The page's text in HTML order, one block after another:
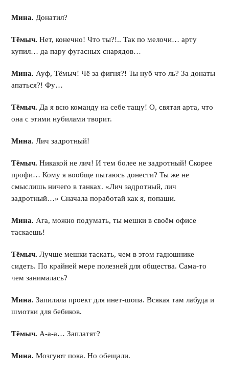
Мина. Донатил?
Тёмыч. Нет, конечно! Что ты?!.. Так по мелочи… арту
купил… да пару фугасных снарядов…
Мина. Ауф, Тёмыч! Чё за фигня?! Ты нуб что ль? За донаты
апаться?! Фу…
Тёмыч. Да я всю команду на себе тащу! О, святая арта, что
она с этими нубилами творит.
Мина. Лич задротный!
Тёмыч. Никакой не лич! И тем более не задротный! Скорее
профи… Кому я вообще пытаюсь донести? Ты же не
смыслишь ничего в танках. «Лич задротный, лич
задротный…» Сначала поработай как я, попаши.
Мина. Ага, можно подумать, ты мешки в своём офисе
таскаешь!
Тёмыч. Лучше мешки таскать, чем в этом гадюшнике
сидеть. По крайней мере полезней для общества. Сама-то
чем занималась?
Мина. Запилила проект для инет-шопа. Всякая там лабуда и
шмотки для бебиков.
Тёмыч. А-а-а… Заплатят?
Мина. Мозгуют пока. Но обещали.